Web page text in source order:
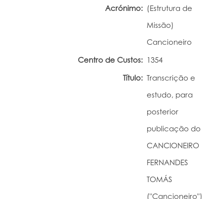
Acrónimo: (Estrutura de
Missão)
Cancioneiro
Centro de Custos: 1354
Título: Transcrição e
estudo, para
posterior
publicação do
CANCIONEIRO
FERNANDES
TOMÁS
("Cancioneiro")